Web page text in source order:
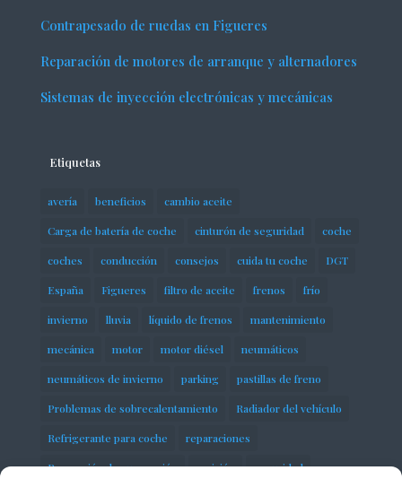
Contrapesado de ruedas en Figueres
Reparación de motores de arranque y alternadores
Sistemas de inyección electrónicas y mecánicas
Etiquetas
avería beneficios cambio aceite
Carga de batería de coche cinturón de seguridad coche
coches conducción consejos cuida tu coche DGT
España Figueres filtro de aceite frenos frío
invierno lluvia líquido de frenos mantenimiento
mecánica motor motor diésel neumáticos
neumáticos de invierno parking pastillas de freno
Problemas de sobrecalentamiento Radiador del vehículo
Refrigerante para coche reparaciones
Reparación de suspensión revisión seguridad